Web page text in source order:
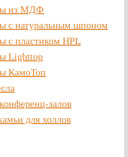
из МДФ
с натуральным шпоном
c пластиком HPL
Lighttop
КамоТоп
залов
для холлов